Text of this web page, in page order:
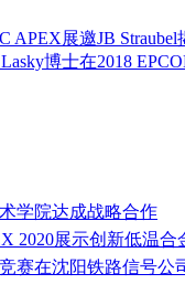
APEX展邀JB
博士在2018
学院达成战略合作
2020展示创新低温合
赛在沈阳铁路信号公